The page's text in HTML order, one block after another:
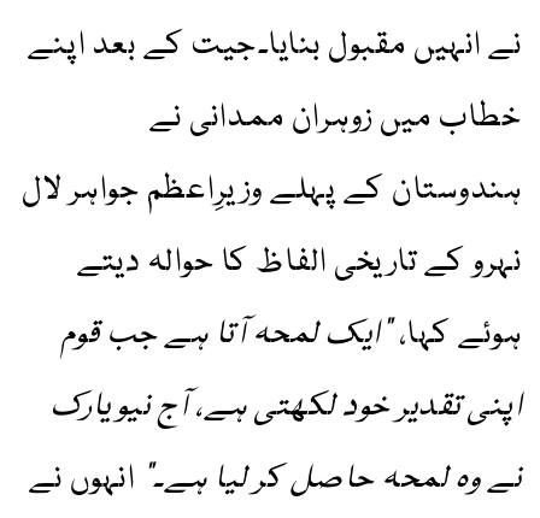
نے انہیں مقبول بنایا۔جیت کے بعد اپنے
خطاب میں زوہران ممدانی نے
ہندوستان کے پہلے وزیرِاعظم جواہر لال
نہرو کے تاریخی الفاظ کا حوالہ دیتے
ہوئے کہا،"ایک لمحہ آتا ہے جب قوم
اپنی تقدیر خود لکھتی ہے، آج نیویارک
نے وہ لمحہ حاصل کر لیا ہے۔” انہوں نے